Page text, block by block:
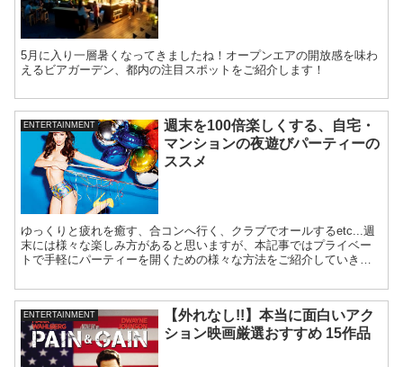
5月に入り一層暑くなってきましたね！オープンエアの開放感を味わ
えるビアガーデン、都内の注目スポットをご紹介します！
ENTERTAINMENT
週末を100倍楽しくする、自宅・
マンションの夜遊びパーティーの
ススメ
ゆっくりと疲れを癒す、合コンへ行く、クラブでオールするetc...週
末には様々な楽しみ方があると思いますが、本記事ではプライベー
トで手軽にパーティーを開くための様々な方法をご紹介していきま
ENTERTAINMENT
【外れなし!!】本当に面白いアク
ション映画厳選おすすめ 15作品